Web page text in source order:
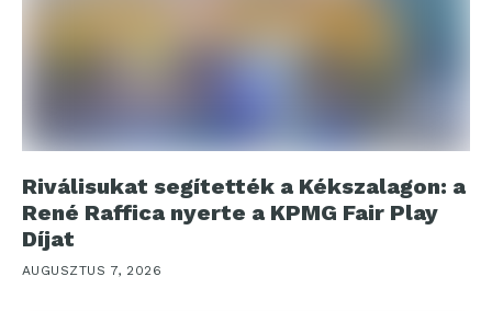
Riválisukat segítették a Kékszalagon: a
René Raffica nyerte a KPMG Fair Play
Díjat
AUGUSZTUS 7, 2026